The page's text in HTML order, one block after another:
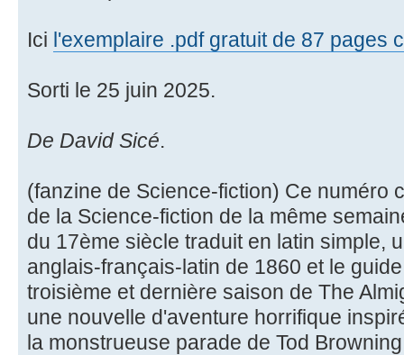
Ici l'exemplaire .pdf gratuit de 87 pages
Sorti le 25 juin 2025.
De David Sicé.
(fanzine de Science-fiction) Ce numéro
de la Science-fiction de la même
du 17ème siècle traduit en latin simple,
anglais-français-latin de 1860 et le
troisième et dernière saison de The
une nouvelle d'aventure horrifique
la monstrueuse parade de Tod